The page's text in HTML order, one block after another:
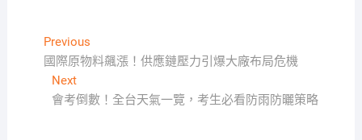
文
章
導
PreviousPrevious
post:
國際原物料飆漲！供應鏈壓力引爆大廠布局危機
NextNext
post:
會考倒數！全台天氣一覽，考生必看防雨防曬策略